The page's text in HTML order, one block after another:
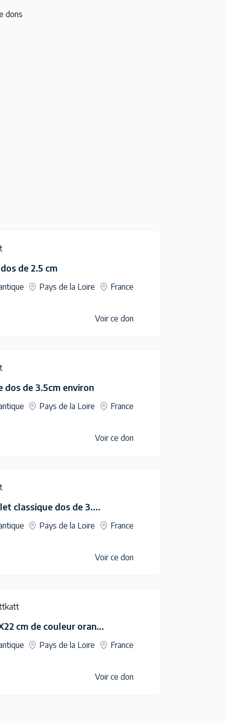
dons
de 2.5 cm
Pays de la Loire
France
Voir ce don
dos de 3.5cm environ
Pays de la Loire
France
Voir ce don
2 Classeurs bleu et violet classique dos de 3.5cm environ
Pays de la Loire
France
Voir ce don
2 protège cahier de 17X22 cm de couleur orange et violet
Pays de la Loire
France
Voir ce don